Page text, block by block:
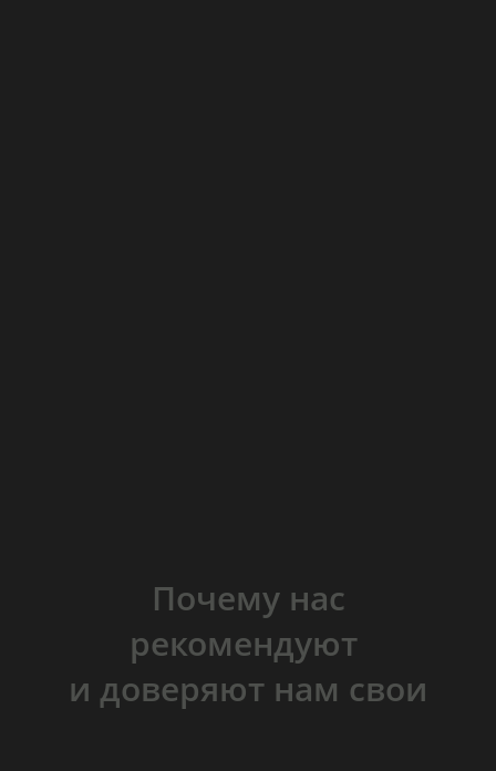
Почему нас
рекомендуют
и доверяют нам свои